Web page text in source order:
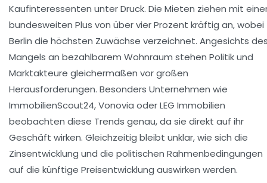
Kaufinteressenten unter Druck. Die Mieten ziehen mit
bundesweiten Plus von über vier Prozent kräftig an, wobei
Berlin die höchsten Zuwächse verzeichnet. Angesichts
Mangels an bezahlbarem Wohnraum stehen Politik und
Marktakteure gleichermaßen vor großen
Herausforderungen. Besonders Unternehmen wie
ImmobilienScout24, Vonovia oder LEG Immobilien
beobachten diese Trends genau, da sie direkt auf ihr
Geschäft wirken. Gleichzeitig bleibt unklar, wie sich die
Zinsentwicklung und die politischen Rahmenbedingungen
auf die künftige Preisentwicklung auswirken werden.